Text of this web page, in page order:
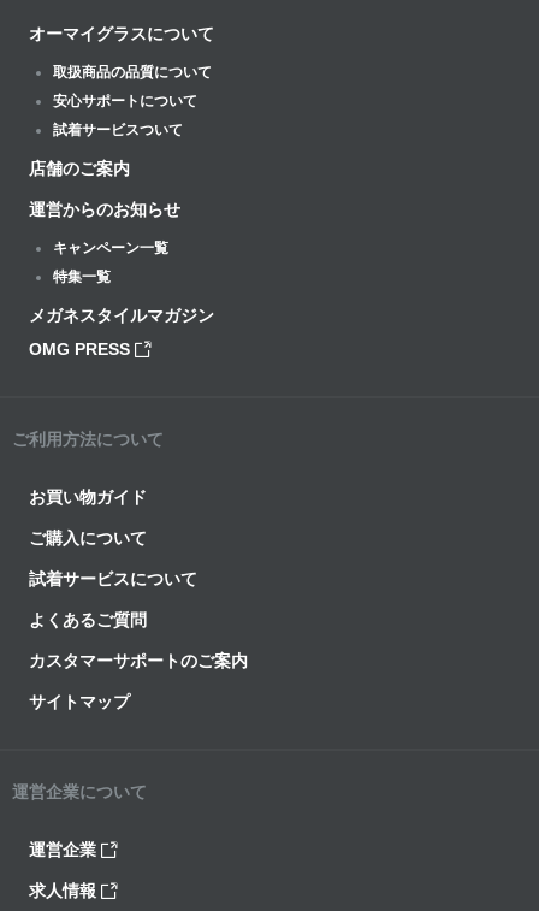
オーマイグラスについて
取扱商品の品質について
安心サポートについて
試着サービスついて
店舗のご案内
運営からのお知らせ
キャンペーン一覧
特集一覧
メガネスタイルマガジン
OMG PRESS
ご利用方法について
お買い物ガイド
ご購入について
試着サービスについて
よくあるご質問
カスタマーサポートのご案内
サイトマップ
運営企業について
運営企業
求人情報